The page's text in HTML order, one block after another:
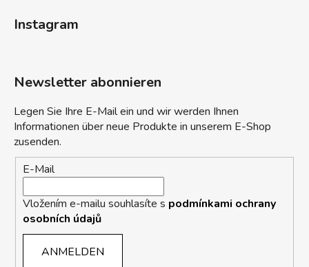
Instagram
Newsletter abonnieren
Legen Sie Ihre E-Mail ein und wir werden Ihnen
Informationen über neue Produkte in unserem E-Shop
zusenden.
E-Mail
Vložením e-mailu souhlasíte s podmínkami ochrany
osobních údajů
ANMELDEN